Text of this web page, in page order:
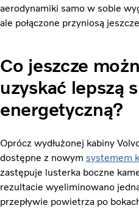
aerodynamiki samo w sobie
ale połączone przyniosą
Co jeszcze
uzyskać lepszą
energetyczną?
Oprócz wydłużonej kabiny
dostępne z nowym systemem
zastępuje lusterka boczne
rezultacie wyeliminowano
przepływie powietrza po